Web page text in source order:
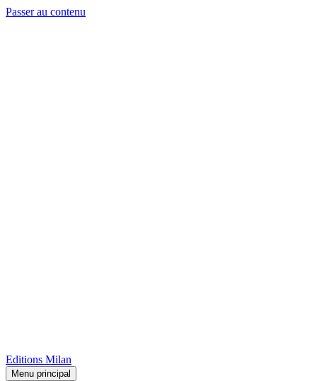
Passer au contenu
Editions Milan
Menu principal